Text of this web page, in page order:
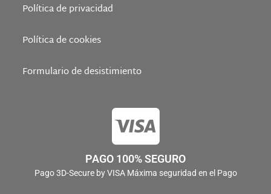
Política de privacidad
Política de cookies
Formulario de desistimiento
PAGO 100% SEGURO
Pago 3D-Secure by VISA Máxima seguridad en el Pago